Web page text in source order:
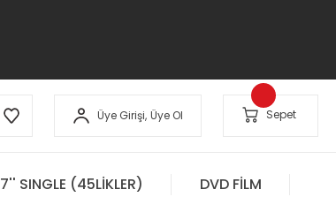
Üye Girişi, Üye Ol Sepet
7'' SINGLE (45LİKLER) DVD FİLM